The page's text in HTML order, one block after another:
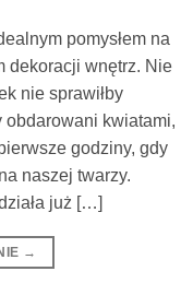
pomysłem na
dekoracji wnętrz. Nie
nie sprawiłby
obdarowani kwiatami,
godziny, gdy
naszej twarzy.
już […]
→